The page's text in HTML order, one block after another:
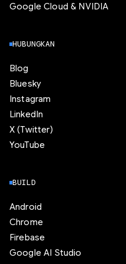
Google Cloud & NVIDIA
HUBUNGKAN
Blog
Bluesky
Instagram
LinkedIn
X (Twitter)
YouTube
BUILD
Android
Chrome
Firebase
Google AI Studio